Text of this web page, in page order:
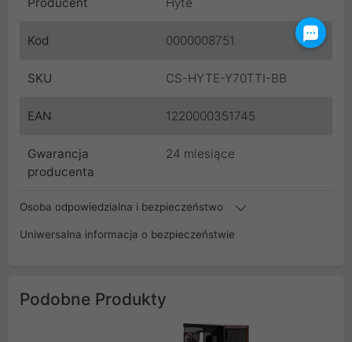
Producent Hyte
Kod 0000008751
SKU CS-HYTE-Y70TTI-BB
EAN 1220000351745
Gwarancja
producenta
24 miesiące
Osoba odpowiedzialna i bezpieczeństwo
Uniwersalna informacja o bezpieczeństwie
Podobne Produkty